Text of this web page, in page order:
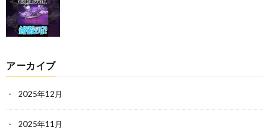
アーカイブ
2025年12月
2025年11月